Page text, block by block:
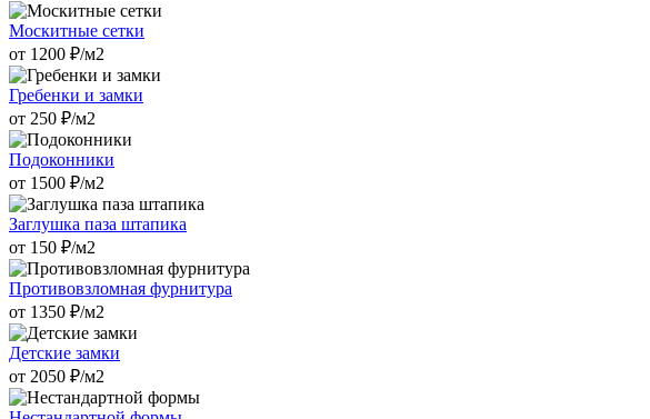
Москитные сетки
от 1200 ₽/м2
Гребенки и замки
от 250 ₽/м2
Подоконники
от 1500 ₽/м2
Заглушка паза штапика
от 150 ₽/м2
Противовзломная фурнитура
от 1350 ₽/м2
Детские замки
от 2050 ₽/м2